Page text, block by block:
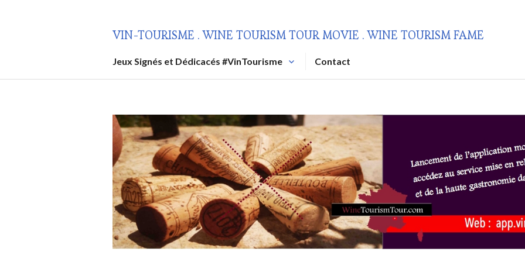
VIN-TOURISME . WINE TOURISM TOUR MOVIE . WINE TOURISM FAME
Jeux Signés et Dédicacés #VinTourisme Contact